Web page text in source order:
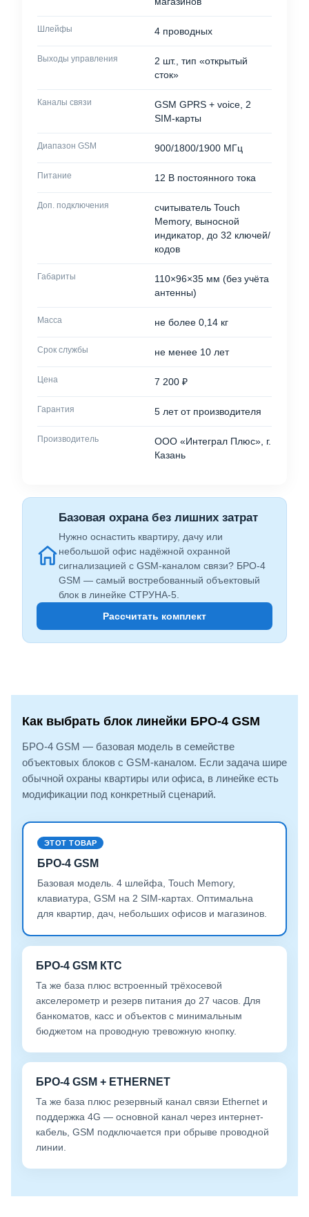
Шлейфы 4 проводных
Выходы управления
2 шт., тип «открытый
сток»
Каналы связи
GSM GPRS + voice, 2
SIM-карты
Диапазон GSM 900/1800/1900 МГц
Питание 12 В постоянного тока
Доп. подключения
считыватель Touch
Memory, выносной
индикатор, до 32 ключей/
кодов
Габариты
110×96×35 мм (без учёта
антенны)
Масса не более 0,14 кг
Срок службы не менее 10 лет
Цена 7 200 ₽
Гарантия 5 лет от производителя
Производитель
ООО «Интеграл Плюс», г.
Казань
Базовая охрана без лишних затрат
Нужно оснастить квартиру, дачу или
небольшой офис надёжной охранной
сигнализацией с GSM-каналом связи? БРО-4
GSM — самый востребованный объектовый
блок в линейке СТРУНА-5.
Рассчитать комплект
Как выбрать блок линейки БРО-4 GSM
БРО-4 GSM — базовая модель в семействе
объектовых блоков с GSM-каналом. Если задача шире
обычной охраны квартиры или офиса, в линейке есть
модификации под конкретный сценарий.
ЭТОТ ТОВАР
БРО-4 GSM
Базовая модель. 4 шлейфа, Touch Memory,
клавиатура, GSM на 2 SIM-картах. Оптимальна
для квартир, дач, небольших офисов и магазинов.
БРО-4 GSM КТС
Та же база плюс встроенный трёхосевой
акселерометр и резерв питания до 27 часов. Для
банкоматов, касс и объектов с минимальным
бюджетом на проводную тревожную кнопку.
БРО-4 GSM + ETHERNET
Та же база плюс резервный канал связи Ethernet и
поддержка 4G — основной канал через интернет-
кабель, GSM подключается при обрыве проводной
линии.